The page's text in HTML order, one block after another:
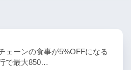
ェーンの食事が5%OFFになる
で最大850…